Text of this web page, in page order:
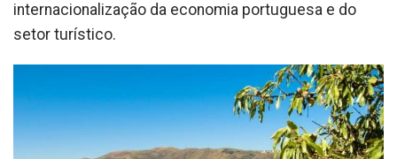
internacionalização da economia portuguesa e do
setor turístico.